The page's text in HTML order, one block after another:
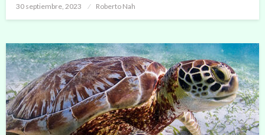
Publicado
30 septiembre, 2023 Roberto Nah